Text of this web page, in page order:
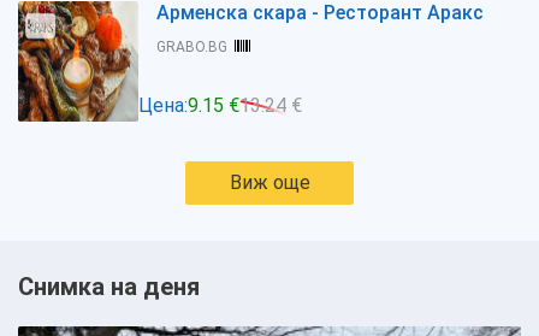
Арменска скара - Ресторант Аракс
GRABO.BG
Цена:9.15 €13.24 €
Виж още
Снимка на деня